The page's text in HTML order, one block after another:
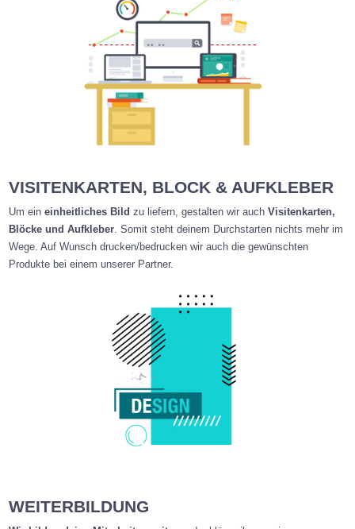
VISITENKARTEN, BLOCK & AUFKLEBER
Um eineinheitliches Bild zu liefern, gestalten wir auchVisitenkarten,
Blöcke und Aufkleber . Somit steht deinem Durchstarten nichts mehr im
Wege. Auf Wunsch drucken/bedrucken wir auch die gewünschten
Produkte bei einem unserer Partner.
WEITERBILDUNG